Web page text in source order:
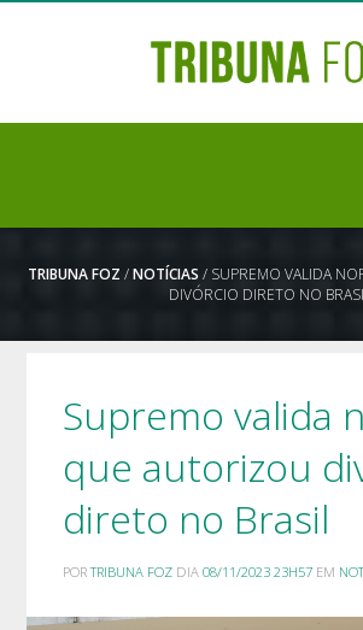
TRIBUNA FOZ /NOTÍCIAS / SUPREMO VALIDA
DIVÓRCIO DIRETO NO
Supremo valida
que autorizou
direto no Brasil
PORTRIBUNA FOZ DIA08/11/2023 23H57 EM